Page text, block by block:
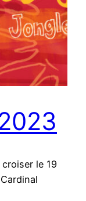
croiser le 19